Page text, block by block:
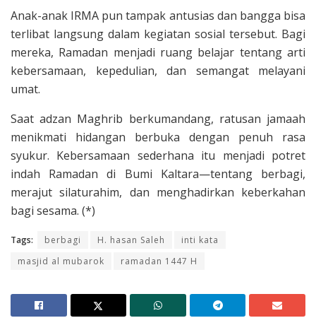
Anak-anak IRMA pun tampak antusias dan bangga bisa
terlibat langsung dalam kegiatan sosial tersebut. Bagi
mereka, Ramadan menjadi ruang belajar tentang arti
kebersamaan, kepedulian, dan semangat melayani
umat.
Saat adzan Maghrib berkumandang, ratusan jamaah
menikmati hidangan berbuka dengan penuh rasa
syukur. Kebersamaan sederhana itu menjadi potret
indah Ramadan di Bumi Kaltara—tentang berbagi,
merajut silaturahim, dan menghadirkan keberkahan
bagi sesama. (*)
Tags: berbagi H. hasan Saleh
inti kata
masjid al mubarok
ramadan 1447 H